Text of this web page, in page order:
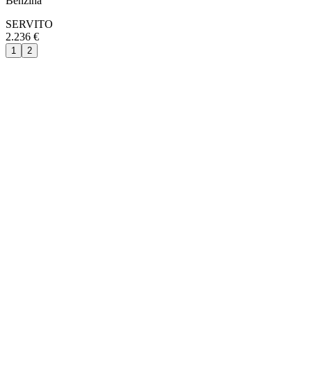
SERVITO
2.236 €
1 2